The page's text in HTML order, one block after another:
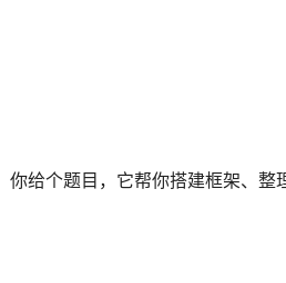
给个题目，它帮你搭建框架、整